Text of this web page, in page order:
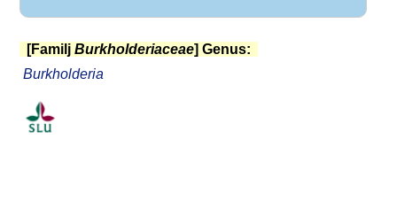
[Familj Burkholderiaceae] Genus:
Burkholderia